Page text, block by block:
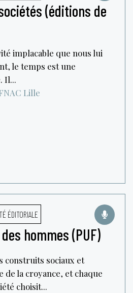
(éditions de
implacable que nous lui
le temps est une
Il...
Lille
ÉDITORIALE
hommes (PUF)
construits sociaux et
de la croyance, et chaque
choisit...